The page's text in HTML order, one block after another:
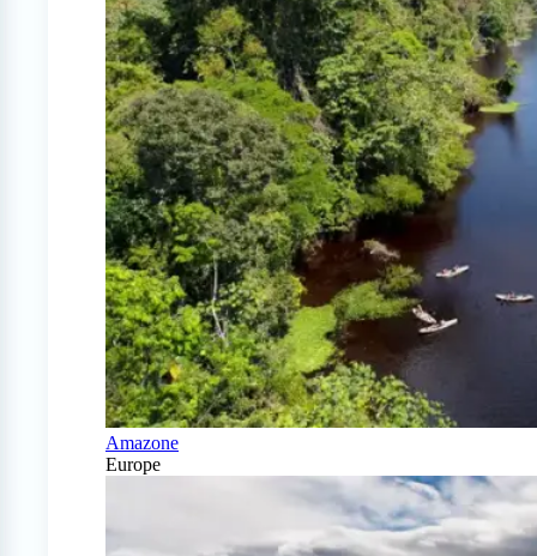
Amazone
Europe